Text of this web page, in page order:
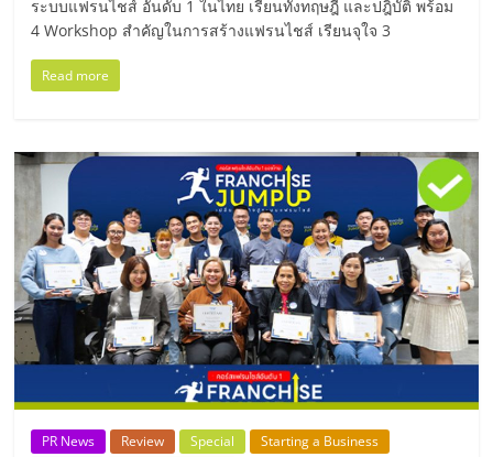
ระบบแฟรนไชส์ อันดับ 1 ในไทย เรียนทั้งทฤษฎี และปฎิบัติ พร้อม
4 Workshop สำคัญในการสร้างแฟรนไชส์ เรียนจุใจ 3
Read more
PR News Review Special
Starting a Business